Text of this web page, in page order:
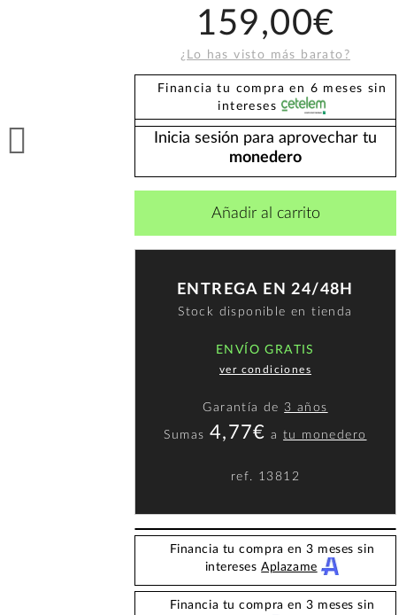
159,00€
¿Lo has visto más barato?
Financia tu compra en 6 meses sin
intereses
Inicia sesión para aprovechar tu
monedero
Añadir al carrito
ENTREGA EN 24/48H
Stock disponible en tienda
ENVÍO GRATIS
ver condiciones
Garantía de 3 años
Sumas 4,77€ atu monedero
ref. 13812
Financia tu compra en 3 meses sin
interesesAplazame
Financia tu compra en 3 meses sin